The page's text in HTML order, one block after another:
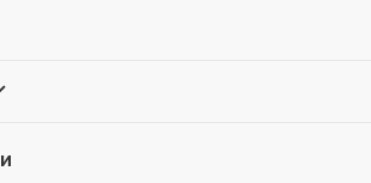
года Япония по привлекательной
каталоге, находятся в наличии на
в любой регион России, кроме